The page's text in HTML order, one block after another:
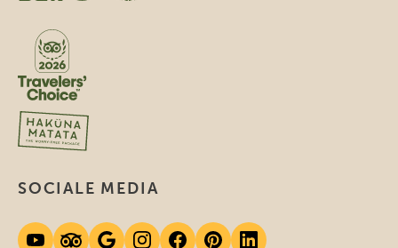
SOCIALE MEDIA